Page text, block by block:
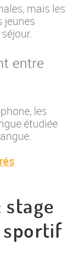
mais les
jeunes
entre
les
étudiée
stage
sportif